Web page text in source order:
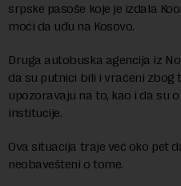
srpske pasoše koje je izdala
moći da uđu na Kosovo.
Druga autobuska agencija iz
da su putnici bili i vraćeni zbog
upozoravaju na to, kao i da su
institucije.
Ova situacija traje već oko pet
neobavešteni o tome.